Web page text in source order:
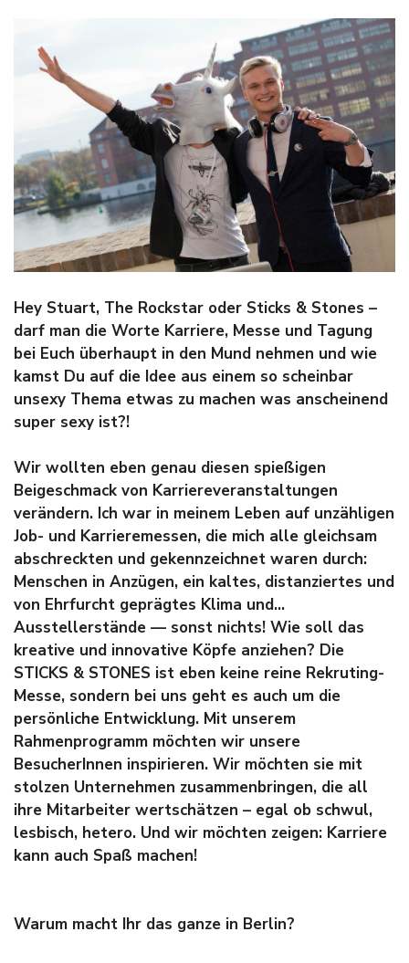
Hey Stuart, The Rockstar oder Sticks & Stones –
darf man die Worte Karriere, Messe und Tagung
bei Euch überhaupt in den Mund nehmen und wie
kamst Du auf die Idee aus einem so scheinbar
unsexy Thema etwas zu machen was anscheinend
super sexy ist?!
Wir wollten eben genau diesen spießigen
Beigeschmack von Karriereveranstaltungen
verändern. Ich war in meinem Leben auf unzähligen
Job- und Karrieremessen, die mich alle gleichsam
abschreckten und gekennzeichnet waren durch:
Menschen in Anzügen, ein kaltes, distanziertes und
von Ehrfurcht geprägtes Klima und…
Ausstellerstände — sonst nichts! Wie soll das
kreative und innovative Köpfe anziehen? Die
STICKS & STONES ist eben keine reine Rekruting-
Messe, sondern bei uns geht es auch um die
persönliche Entwicklung. Mit unserem
Rahmenprogramm möchten wir unsere
BesucherInnen inspirieren. Wir möchten sie mit
stolzen Unternehmen zusammenbringen, die all
ihre Mitarbeiter wertschätzen – egal ob schwul,
lesbisch, hetero. Und wir möchten zeigen: Karriere
kann auch Spaß machen!
Warum macht Ihr das ganze in Berlin?